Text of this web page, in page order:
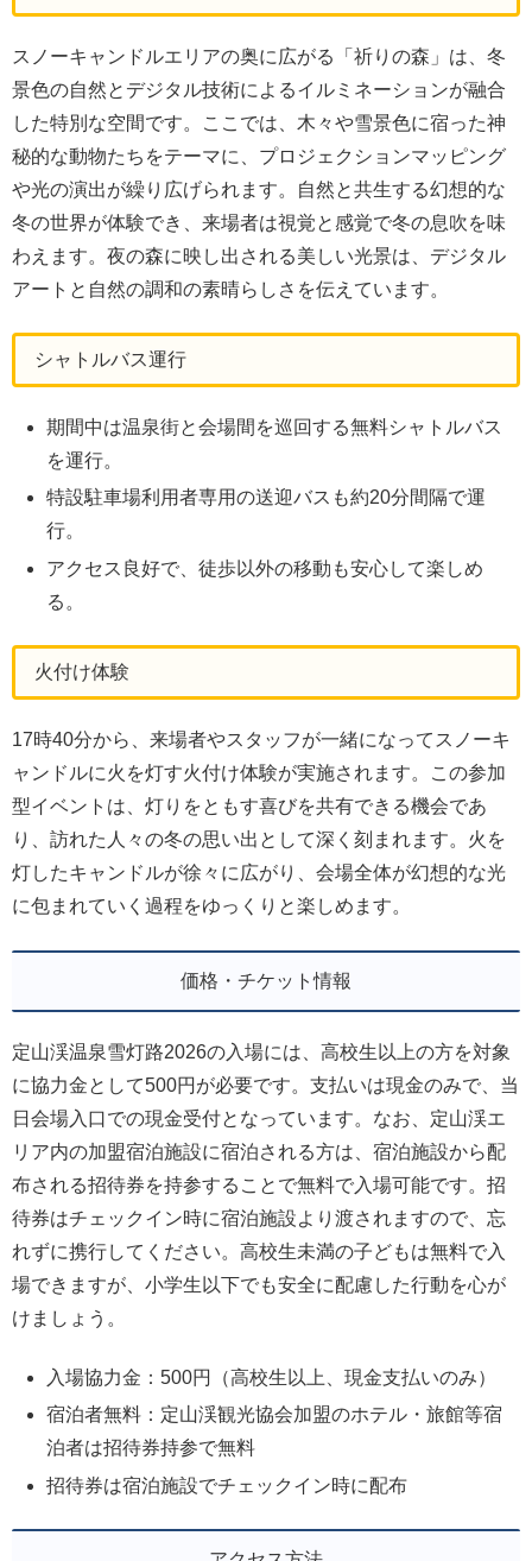
スノーキャンドルエリアの奥に広がる「祈りの森」は、冬
景色の自然とデジタル技術によるイルミネーションが融合
した特別な空間です。ここでは、木々や雪景色に宿った神
秘的な動物たちをテーマに、プロジェクションマッピング
や光の演出が繰り広げられます。自然と共生する幻想的な
冬の世界が体験でき、来場者は視覚と感覚で冬の息吹を味
わえます。夜の森に映し出される美しい光景は、デジタル
アートと自然の調和の素晴らしさを伝えています。
シャトルバス運行
期間中は温泉街と会場間を巡回する無料シャトルバス
を運行。
特設駐車場利用者専用の送迎バスも約20分間隔で運
行。
アクセス良好で、徒歩以外の移動も安心して楽しめ
る。
火付け体験
17時40分から、来場者やスタッフが一緒になってスノーキ
ャンドルに火を灯す火付け体験が実施されます。この参加
型イベントは、灯りをともす喜びを共有できる機会であ
り、訪れた人々の冬の思い出として深く刻まれます。火を
灯したキャンドルが徐々に広がり、会場全体が幻想的な光
に包まれていく過程をゆっくりと楽しめます。
価格・チケット情報
定山渓温泉雪灯路2026の入場には、高校生以上の方を対象
に協力金として500円が必要です。支払いは現金のみで、当
日会場入口での現金受付となっています。なお、定山渓エ
リア内の加盟宿泊施設に宿泊される方は、宿泊施設から配
布される招待券を持参することで無料で入場可能です。招
待券はチェックイン時に宿泊施設より渡されますので、忘
れずに携行してください。高校生未満の子どもは無料で入
場できますが、小学生以下でも安全に配慮した行動を心が
けましょう。
入場協力金：500円（高校生以上、現金支払いのみ）
宿泊者無料：定山渓観光協会加盟のホテル・旅館等宿
泊者は招待券持参で無料
招待券は宿泊施設でチェックイン時に配布